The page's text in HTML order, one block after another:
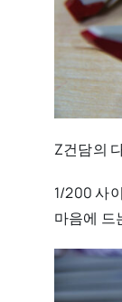
Z건담의
1/200 사
마음에 드